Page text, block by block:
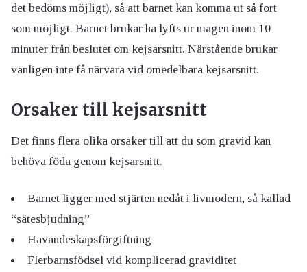
det bedöms möjligt), så att barnet kan komma ut så fort
som möjligt. Barnet brukar ha lyfts ur magen inom 10
minuter från beslutet om kejsarsnitt. Närstående brukar
vanligen inte få närvara vid omedelbara kejsarsnitt.
Orsaker till kejsarsnitt
Det finns flera olika orsaker till att du som gravid kan
behöva föda genom kejsarsnitt.
Barnet ligger med stjärten nedåt i livmodern, så kallad
“sätesbjudning”
Havandeskapsförgiftning
Flerbarnsfödsel vid komplicerad graviditet